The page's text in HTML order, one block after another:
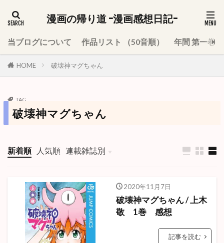
漫画の帰り道 -漫画感想日記-
当ブログについて 作品リスト （50音順） 年間 第一巻
HOME 破壊神マグちゃん
TAG
破壊神マグちゃん
新着順 人気順 連載雑誌別
週刊少年ジャンプ
少年ジャンプ＋
週刊少年サンデー
週刊少年マガジン
週刊少年チャンピオン
週刊ヤングジャンプ
月刊少年ガンガン
モーニング
ハルタ
別冊少年マガジン
月刊アフタヌーン
2020年11月7日
破壊神マグちゃん / 上木
敬 1巻 感想
記事を読む